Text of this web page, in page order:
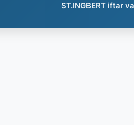
ST.INGBERT iftar